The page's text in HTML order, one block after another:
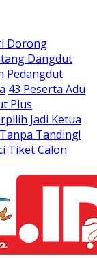
Dorong
Dangdut
Pedangdut
43 Peserta Adu
Plus
Jadi Ketua
Tanpa Tanding!
Tiket Calon